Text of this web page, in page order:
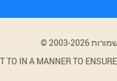
TO IN A MANNER TO